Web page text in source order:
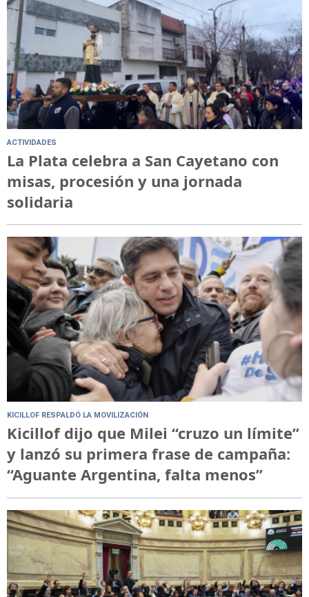
ACTIVIDADES
La Plata celebra a San Cayetano con
misas, procesión y una jornada
solidaria
KICILLOF RESPALDÓ LA MOVILIZACIÓN
Kicillof dijo que Milei “cruzo un límite”
y lanzó su primera frase de campaña:
“Aguante Argentina, falta menos”